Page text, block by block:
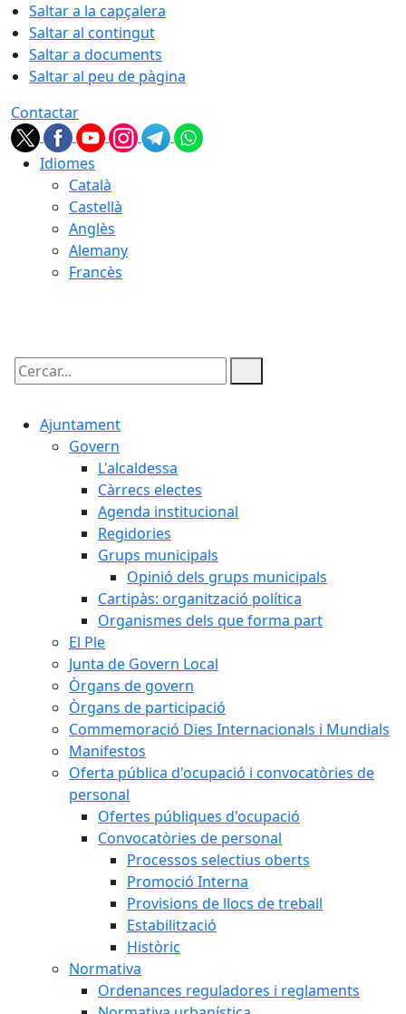
Saltar a la capçalera
Saltar al contingut
Saltar a documents
Saltar al peu de pàgina
Contactar
Idiomes
Català
Castellà
Anglès
Alemany
Francès
Cercar:
Ajuntament
Govern
L'alcaldessa
Càrrecs electes
Agenda institucional
Regidories
Grups municipals
Opinió dels grups municipals
Cartipàs: organització política
Organismes dels que forma part
El Ple
Junta de Govern Local
Òrgans de govern
Òrgans de participació
Commemoració Dies Internacionals i Mundials
Manifestos
Oferta pública d'ocupació i convocatòries de
personal
Ofertes públiques d'ocupació
Convocatòries de personal
Processos selectius oberts
Promoció Interna
Provisions de llocs de treball
Estabilització
Històric
Normativa
Ordenances reguladores i reglaments